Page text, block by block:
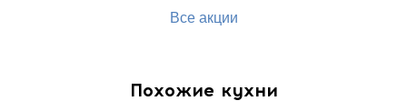
Все акции
Похожие кухни